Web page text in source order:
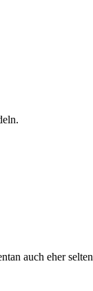
auch eher selten